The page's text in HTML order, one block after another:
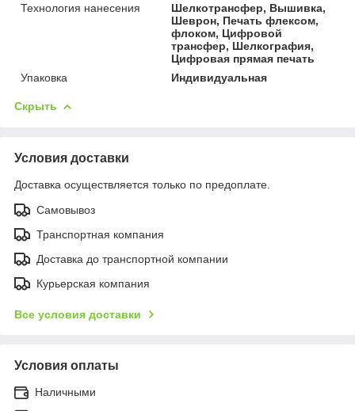
Технология нанесения
Шелкотрансфер, Вышивка,
Шеврон, Печать флексом,
флоком, Цифровой
трансфер, Шелкография,
Цифровая прямая печать
Упаковка
Индивидуальная
Скрыть
Условия доставки
Доставка осуществляется только по предоплате.
Самовывоз
Транспортная компания
Доставка до транспортной компании
Курьерская компания
Все условия доставки
Условия оплаты
Наличными